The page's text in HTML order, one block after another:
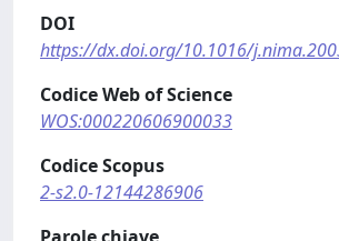
DOI
https://dx.doi.org/10.1016/
Codice Web of Science
WOS:000220606900033
Codice Scopus
2-s2.0-12144286906